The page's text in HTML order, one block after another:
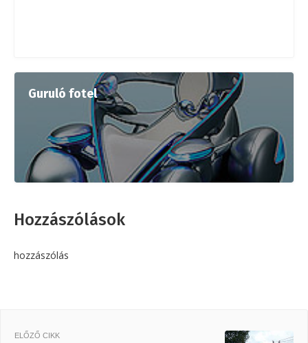
Guruló fotel
Hozzászólások
hozzászólás
ELŐZŐ CIKK